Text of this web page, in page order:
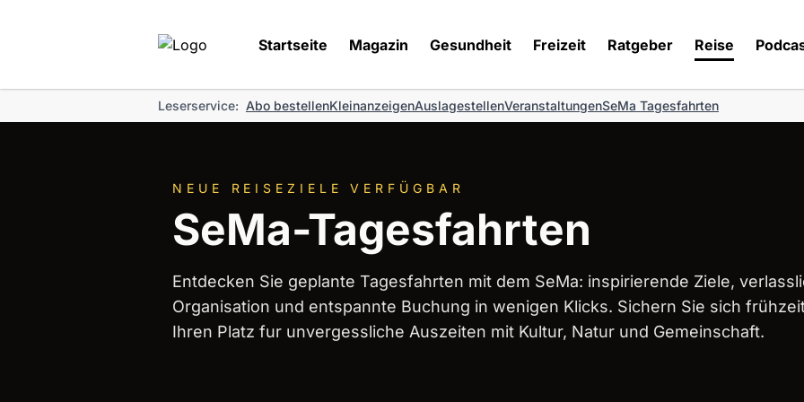
Startseite Magazin Gesundheit Freizeit Ratgeber Reise
Leserservice: Abo bestellenKleinanzeigenAuslagestellenVeranstaltungenSeMa Tagesfahrten
NEUE REISEZIELE VERFÜGBAR
SeMa-Tagesfahrten
Entdecken Sie geplante Tagesfahrten mit dem SeMa: inspirierende Ziele,
Organisation und entspannte Buchung in wenigen Klicks. Sichern Sie sich
Ihren Platz fur unvergessliche Auszeiten mit Kultur, Natur und Gemeinschaft.